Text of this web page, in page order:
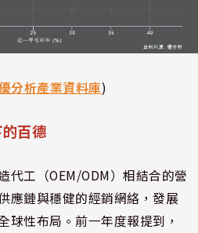
分析產業資料庫)
百德
代工（OEM/ODM）相結合的營
應鏈與穩健的經銷網絡，發展
球性布局。前一年度報提到，